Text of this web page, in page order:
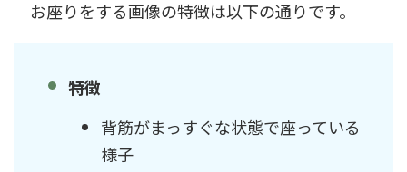
お座りをする画像の特徴は以下の通りです。
特徴
背筋がまっすぐな状態で座っている
様子